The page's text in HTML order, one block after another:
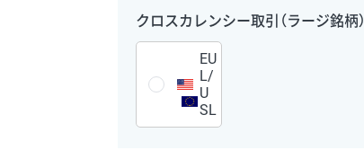
クロスカレンシー取引（ラージ銘柄）
EU
L/
U
SL